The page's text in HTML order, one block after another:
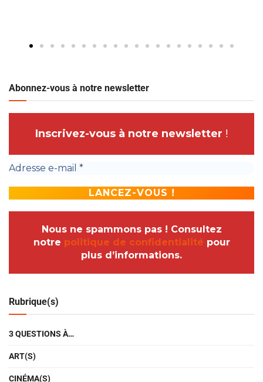
Abonnez-vous à notre newsletter
Inscrivez-vous à notre newsletter !
Nous ne spammons pas ! Consultez
notre politique de confidentialité pour
plus d’informations.
Rubrique(s)
3 QUESTIONS À…
ART(S)
CINÉMA(S)